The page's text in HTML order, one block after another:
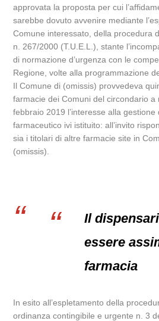
approvata la proposta per cui
sarebbe dovuto avvenire mediante
Comune interessato, della procedura
n. 267/2000 (T.U.E.L.), stante
di normazione d’urgenza con le
Regione, volte alla programmazione
Il Comune di (omissis) provvedeva
farmacie dei Comuni del circondario
febbraio 2019 l’interesse alla gestione
farmaceutico ivi istituito: all’invito
sia i titolari di altre farmacie site in
(omissis).
Il
essere
farmacia
In esito all’espletamento della
ordinanza contingibile e urgente n. 3